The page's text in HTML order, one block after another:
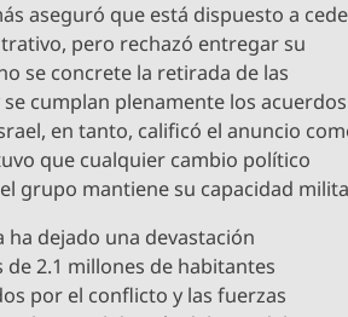
aseguró que está dispuesto a
pero rechazó entregar su
se concrete la retirada de las
cumplan plenamente los acuerdos
en tanto, calificó el anuncio
que cualquier cambio político
grupo mantiene su capacidad
ha dejado una devastación
de 2.1 millones de habitantes
por el conflicto y las fuerzas